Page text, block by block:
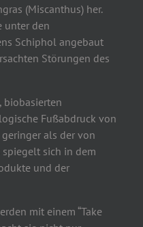
(Miscanthus) her.
unter den
Schiphol angebaut
Störungen des
biobasierten
Fußabdruck von
als der von
sich in dem
und der
mit einem “Take